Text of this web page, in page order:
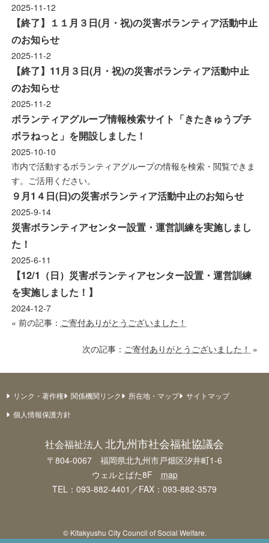
2025-11-12
【終了】１１月３日(月・祝)の災害ボランティア活動中止
のお知らせ
2025-11-2
【終了】11月３日(月・祝)の災害ボランティア活動中止
のお知らせ
2025-11-2
ボランティアグループ情報検索サイト「きたきゅうプチ
ボラねっと」を開設しました！
2025-10-10
市内で活動するボランティアグループの情報を検索・閲覧できま
す。ご活用ください。
９月1４日(日)の災害ボランティア活動中止のお知らせ
2025-9-14
災害ボランティアセンター設置・運営訓練を実施しまし
た！
2025-6-11
【12/1（日）災害ボランティアセンター設置・運営訓練
を実施しました！】
2024-12-7
« 前の記事： ご寄付ありがとうございました！
次の記事： ご寄付ありがとうございました！ »
リンク・著作権 関係機関リンク 所在地・マップ
サイトマップ
個人情報保護方針
社会福祉法人 北九州市社会福祉協議会
〒804-0067 福岡県北九州市戸畑区汐井町1-6
ウェルとばた8F map
TEL：093-882-4401／FAX：093-882-3579
© Kitakyushu City Council of Social Welfare.